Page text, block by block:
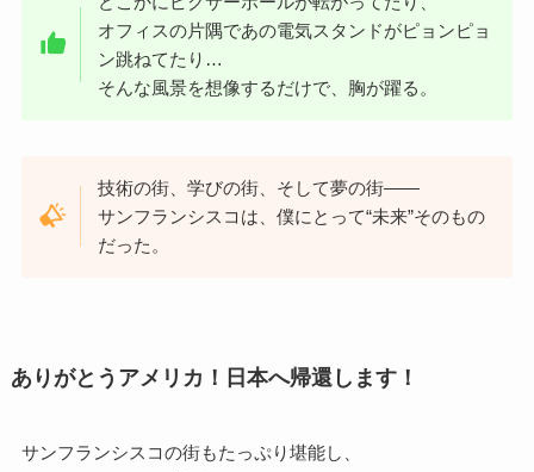
オフィスの片隅であの電気スタンドがピョンピョ
ン跳ねてたり…
そんな風景を想像するだけで、胸が躍る。
技術の街、学びの街、そして夢の街――
サンフランシスコは、僕にとって“未来”そのもの
だった。
ありがとうアメリカ！日本へ帰還します！
サンフランシスコの街もたっぷり堪能し、